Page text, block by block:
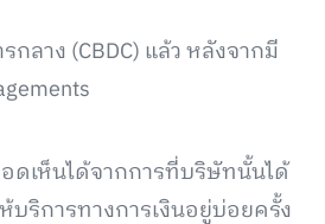
ลาง (CBDC) แล้ว หลังจากมี
ดเห็นได้จากการที่บริษัทนั้นได้
ริการทางการเงินอยู่บ่อยครั้ง